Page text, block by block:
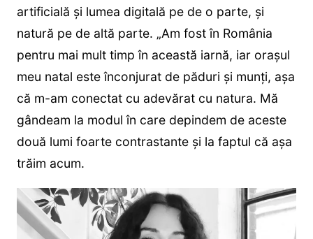
artificială și lumea digitală pe de o parte, și
natură pe de altă parte. „Am fost în România
pentru mai mult timp în această iarnă, iar orașul
meu natal este înconjurat de păduri și munți, așa
că m-am conectat cu adevărat cu natura. Mă
gândeam la modul în care depindem de aceste
două lumi foarte contrastante și la faptul că așa
trăim acum.